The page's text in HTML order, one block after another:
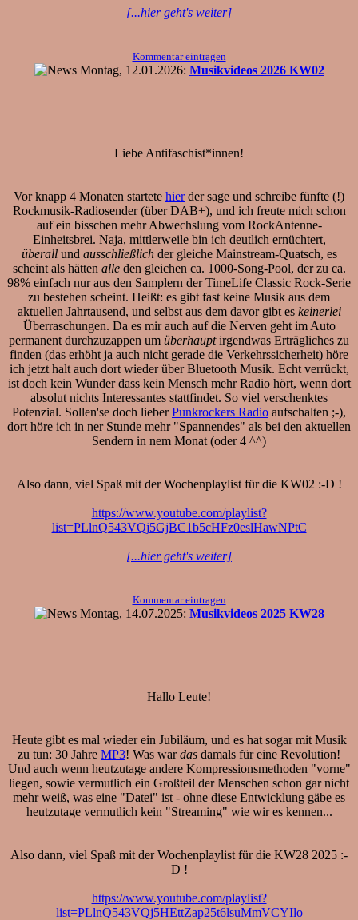
[...hier geht's weiter]
Kommentar eintragen
Montag, 12.01.2026: Musikvideos 2026 KW02
Liebe Antifaschist*innen!
Vor knapp 4 Monaten startete hierder sage und schreibe fünfte (!)
Rockmusik-Radiosender (über DAB+), und ich freute mich schon
auf ein bisschen mehr Abwechslung vom RockAntenne-
Einheitsbrei. Naja, mittlerweile bin ich deutlich ernüchtert,
überallund ausschließlichder gleiche Mainstream-Quatsch, es
scheint als hätten alleden gleichen ca. 1000-Song-Pool, der zu ca.
98% einfach nur aus den Samplern der TimeLife Classic Rock-Serie
zu bestehen scheint. Heißt: es gibt fast keine Musik aus dem
aktuellen Jahrtausend, und selbst aus dem davor gibt es keinerlei
Überraschungen. Da es mir auch auf die Nerven geht im Auto
permanent durchzuzappen um überhauptirgendwas Erträgliches zu
finden (das erhöht ja auch nicht gerade die Verkehrssicherheit) höre
ich jetzt halt auch dort wieder über Bluetooth Musik. Echt verrückt,
ist doch kein Wunder dass kein Mensch mehr Radio hört, wenn dort
absolut nichts Interessantes stattfindet. So viel verschenktes
Potenzial. Sollen'se doch lieberPunkrockers Radio aufschalten ;-),
dort höre ich in ner Stunde mehr "Spannendes" als bei den aktuellen
Sendern in nem Monat (oder 4 ^^)
Also dann, viel Spaß mit der Wochenplaylist für die KW02 :-D !
https://www.youtube.com/playlist?
list=PLlnQ543VQj5GjBC1b5cHFz0eslHawNPtC
[...hier geht's weiter]
Kommentar eintragen
Montag, 14.07.2025: Musikvideos 2025 KW28
Hallo Leute!
Heute gibt es mal wieder ein Jubiläum, und es hat sogar mit Musik
zu tun: 30 Jahre MP3! Was wardas damals für eine Revolution!
Und auch wenn heutzutage andere Kompressionsmethoden "vorne"
liegen, sowie vermutlich ein Großteil der Menschen schon gar nicht
mehr weiß, was eine "Datei" ist - ohne diese Entwicklung gäbe es
heutzutage vermutlich kein "Streaming" wie wir es kennen...
Also dann, viel Spaß mit der Wochenplaylist für die KW28 2025 :-
D !
https://www.youtube.com/playlist?
list=PLlnQ543VQj5HEttZap25t6lsuMmVCYIlo